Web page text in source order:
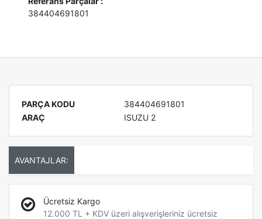
384404691801
PARÇA KODU
384404691801
ARAÇ
ISUZU 2
AVANTAJLAR:
Ücretsiz Kargo
12.000 TL + KDV üzeri alışverişleriniz ücretsiz